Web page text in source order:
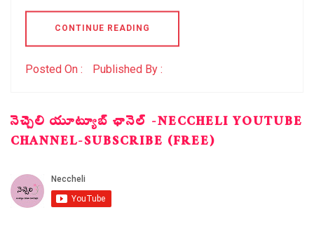
CONTINUE READING
Posted On : Published By :
నెచ్చెలి యూట్యూబ్ ఛానెల్ -NECCHELI YOUTUBE
CHANNEL-SUBSCRIBE (FREE)